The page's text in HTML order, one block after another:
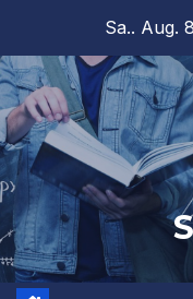
springen
Sa.. Aug.